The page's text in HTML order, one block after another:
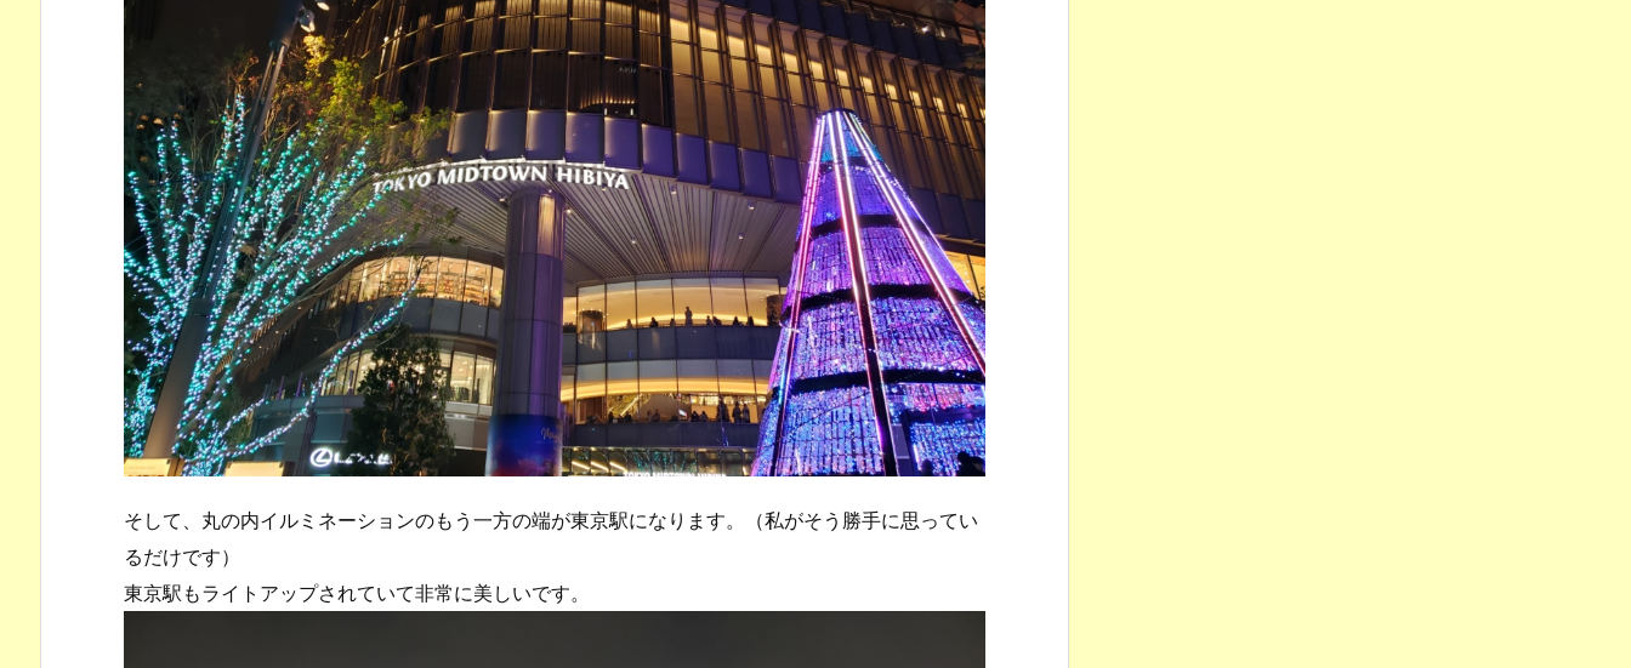
そして、丸の内イルミネーションのもう一方の端が東京駅になります。（私がそう勝手に思ってい
るだけです）
東京駅もライトアップされていて非常に美しいです。